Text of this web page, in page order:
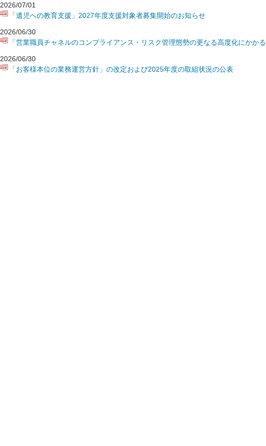
2026/07/01
「遺児への教育支援」2027年度支援対象者募集開始のお知らせ
2026/06/30
「営業職員チャネルのコンプライアンス・リスク管理態勢の更なる高度化にかか
2026/06/30
「お客様本位の業務運営方針」の改定および2025年度の取組状況の公表